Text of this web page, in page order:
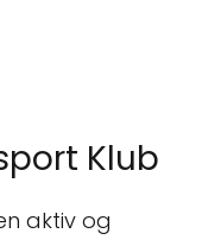
Klub
aktiv og